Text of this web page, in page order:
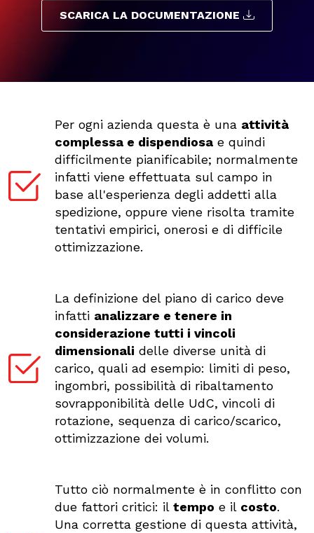
SCARICA LA DOCUMENTAZIONE
Per ogni azienda questa è una attività
complessa e dispendiosa e quindi
difficilmente pianificabile; normalmente
infatti viene effettuata sul campo in
base all'esperienza degli addetti alla
spedizione, oppure viene risolta tramite
tentativi empirici, onerosi e di difficile
ottimizzazione.
La definizione del piano di carico deve
infatti analizzare e tenere in
considerazione tutti i vincoli
dimensionali delle diverse unità di
carico, quali ad esempio: limiti di peso,
ingombri, possibilità di ribaltamento
sovrapponibilità delle UdC, vincoli di
rotazione, sequenza di carico/scarico,
ottimizzazione dei volumi.
Tutto ciò normalmente è in conflitto con
due fattori critici: iltempo e il costo.
Una corretta gestione di questa attività,